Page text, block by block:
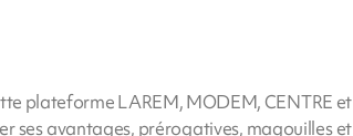
plateforme LAREM, MODEM, CENTRE et
ses avantages, prérogatives, magouilles et